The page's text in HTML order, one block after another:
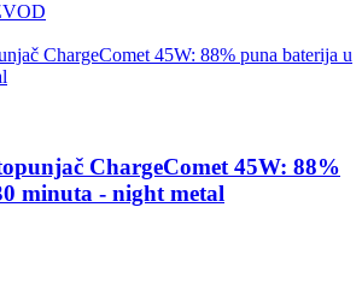
ChargeComet 45W: 88%
minuta - night metal